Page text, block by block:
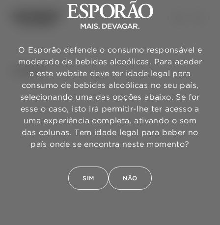
VOLTAR
O Esporão defende o consumo responsável e
moderado de bebidas alcoólicas. Para aceder
a este website deve ter idade legal para
consumo de bebidas alcoólicas no seu país,
selecionando uma das opções abaixo. Se for
esse o caso, isto irá permitir-lhe ter acesso a
uma experiência completa, ativando o som
das colunas. Tem idade legal para beber no
país onde se encontra neste momento?
SIM NÃO